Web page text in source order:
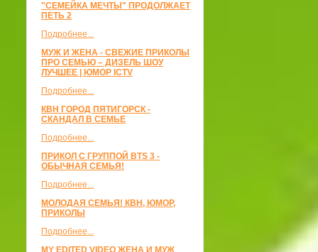
"СЕМЕЙКА МЕЧТЫ" ПРОДОЛЖАЕТ
ПЕТЬ 2
Подробнее...
МУЖ И ЖЕНА - СВЕЖИЕ ПРИКОЛЫ
ПРО СЕМЬЮ – ДИЗЕЛЬ ШОУ
ЛУЧШЕЕ | ЮМОР ICTV
Подробнее...
КВН ГОРОД ПЯТИГОРСК -
СКАНДАЛ В СЕМЬЕ
Подробнее...
ПРИКОЛ С ГРУППОЙ BTS 3 -
ОБЫЧНАЯ СЕМЬЯ!
Подробнее...
МОЛОДАЯ СЕМЬЯ! КВН, ЮМОР,
ПРИКОЛЫ
Подробнее...
MY EDITED VIDEO ЖЕНА И МУЖ